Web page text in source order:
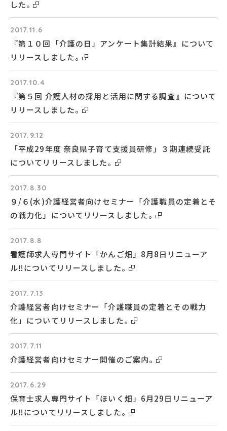
した。
2017.11.6
『第１０回「介護の日」アンケート集計結果』について
リリースしました。
2017.10.4
『第５回 介護人材の採用と活用に関する調査』について
リリースしました。
2017.9.12
「平成29年度 奈良県子育て支援員研修」３期連続受託
についてリリースしました。
2017.8.30
９/６(水)介護経営者向けセミナー「介護職員の定着とそ
の戦力化」についてリリースしました。
2017.8.8
看護師求人専門サイト「かんご畑」8月8日リニューア
ル‼についてリリースしました。
2017.7.13
介護経営者向けセミナー「介護職員の定着とその戦力
化」についてリリースしました。
2017.7.11
介護経営者向けセミナー開催のご案内。
2017.6.29
保育士求人専門サイト「ほいく畑」6月29日リニューア
ル‼についてリリースしました。